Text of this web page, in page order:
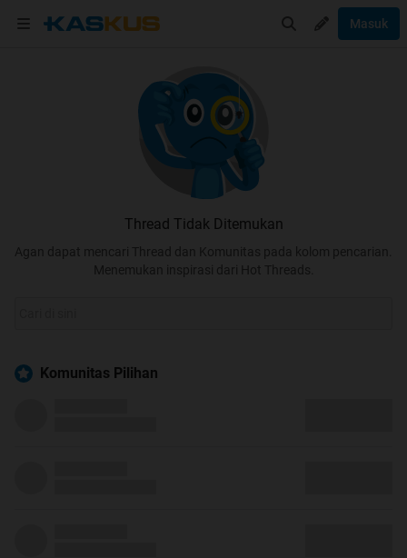
Masuk
Thread Tidak Ditemukan
Agan dapat mencari Thread dan Komunitas pada kolom pencarian.
Menemukan inspirasi dari Hot Threads.
Komunitas Pilihan